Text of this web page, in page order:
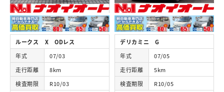
ルークス X ODレス
年式
07/03
走行距離
8km
検査期限
R10/03
デリカミニ G
年式
07/05
走行距離
5km
検査期限
R10/05